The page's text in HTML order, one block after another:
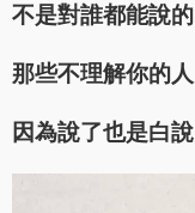
不是對誰都能說的
那些不理解你的
因為說了也是白